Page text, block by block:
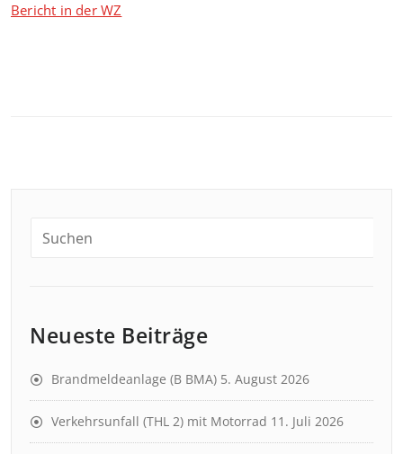
Bericht in der WZ
Neueste Beiträge
Brandmeldeanlage (B BMA) 5. August 2026
Verkehrsunfall (THL 2) mit Motorrad 11. Juli 2026